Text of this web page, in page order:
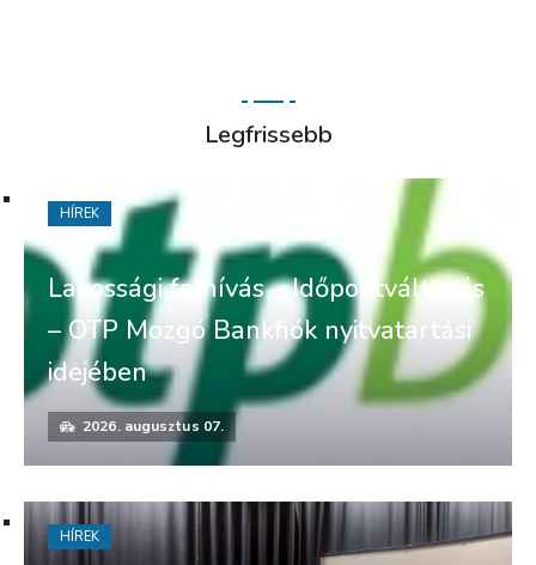
Legfrissebb
Lakossági felhívás – Időpontváltozás
– OTP Mozgó Bankfiók nyitvatartási
idejében
2026. augusztus 07.
HÍREK
HÍREK